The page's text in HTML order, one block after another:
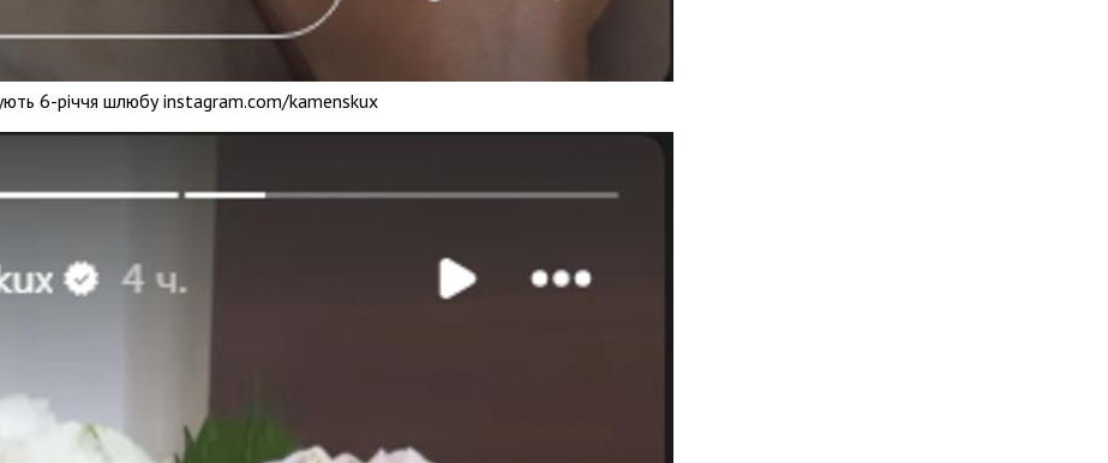
6-річчя шлюбу instagram.com/kamenskux